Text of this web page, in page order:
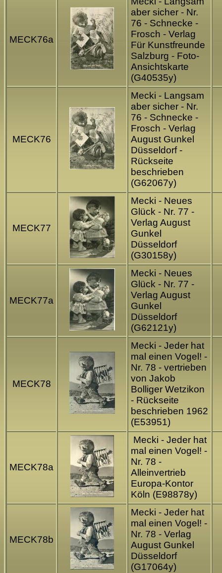
MECK76a
aber sicher - Nr.
76 - Schnecke -
Frosch - Verlag
Für Kunstfreunde
Salzburg - Foto-
Ansichtskarte
(G40535y)
MECK76
Mecki - Langsam
aber sicher - Nr.
76 - Schnecke -
Frosch - Verlag
August Gunkel
Düsseldorf -
Rückseite
beschrieben
(G62067y)
MECK77
Mecki - Neues
Glück - Nr. 77 -
Verlag August
Gunkel
Düsseldorf
(G30158y)
MECK77a
Mecki - Neues
Glück - Nr. 77 -
Verlag August
Gunkel
Düsseldorf
(G62121y)
MECK78
Mecki - Jeder hat
mal einen Vogel! -
Nr. 78 - vertrieben
von Jakob
Bolliger Wetzikon
- Rückseite
beschrieben 1962
(E53951)
MECK78a
Mecki - Jeder hat
mal einen Vogel! -
Nr. 78 -
Alleinvertrieb
Europa-Kontor
Köln (E98878y)
MECK78b
Mecki - Jeder hat
mal einen Vogel! -
Nr. 78 - Verlag
August Gunkel
Düsseldorf
(G17064y)